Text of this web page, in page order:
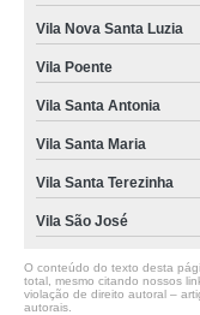
Vila Nova Santa Luzia
Vila Poente
Vila Santa Antonia
Vila Santa Maria
Vila Santa Terezinha
Vila São José
O conteúdo do texto desta
total, mesmo citando nossos
violação de direito autoral –
autorais